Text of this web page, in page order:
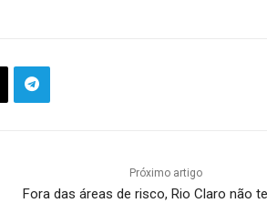
Próximo artigo
Fora das áreas de risco, Rio Claro não